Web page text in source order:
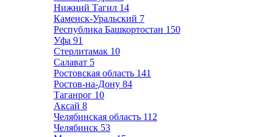
Нижний Тагил 14
Каменск-Уральский 7
Республика Башкортостан 150
Уфа 91
Стерлитамак 10
Салават 5
Ростовская область 141
Ростов-на-Дону 84
Таганрог 10
Аксай 8
Челябинская область 112
Челябинск 53